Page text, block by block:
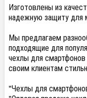
Изготовлены из
надежную защиту для
Мы предлагаем
подходящие для
чехлы для смартфонов
своим клиентам
"Чехлы для